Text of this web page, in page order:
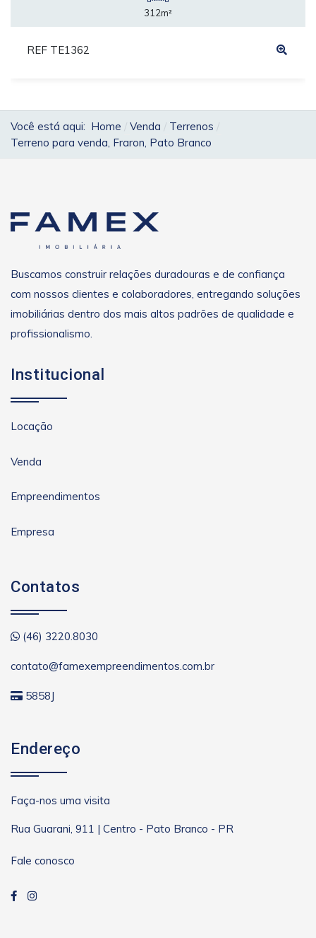
312m²
REF TE1362
Você está aqui: Home Venda
Terrenos
Terreno para venda, Fraron, Pato Branco
Buscamos construir relações duradouras e de confiança
com nossos clientes e colaboradores, entregando soluções
imobiliárias dentro dos mais altos padrões de qualidade e
profissionalismo.
Institucional
Locação
Venda
Empreendimentos
Empresa
Contatos
(46) 3220.8030
contato@famexempreendimentos.com.br
5858J
Endereço
Faça-nos uma visita
Rua Guarani, 911 | Centro - Pato Branco - PR
Fale conosco